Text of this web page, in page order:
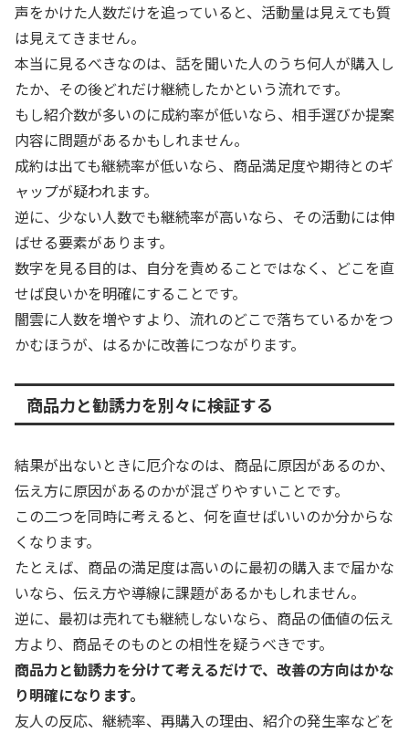
声をかけた人数だけを追っていると、活動量は見えても質
は見えてきません。
本当に見るべきなのは、話を聞いた人のうち何人が購入し
たか、その後どれだけ継続したかという流れです。
もし紹介数が多いのに成約率が低いなら、相手選びか提案
内容に問題があるかもしれません。
成約は出ても継続率が低いなら、商品満足度や期待とのギ
ャップが疑われます。
逆に、少ない人数でも継続率が高いなら、その活動には伸
ばせる要素があります。
数字を見る目的は、自分を責めることではなく、どこを直
せば良いかを明確にすることです。
闇雲に人数を増やすより、流れのどこで落ちているかをつ
かむほうが、はるかに改善につながります。
商品力と勧誘力を別々に検証する
結果が出ないときに厄介なのは、商品に原因があるのか、
伝え方に原因があるのかが混ざりやすいことです。
この二つを同時に考えると、何を直せばいいのか分からな
くなります。
たとえば、商品の満足度は高いのに最初の購入まで届かな
いなら、伝え方や導線に課題があるかもしれません。
逆に、最初は売れても継続しないなら、商品の価値の伝え
方より、商品そのものとの相性を疑うべきです。
商品力と勧誘力を分けて考えるだけで、改善の方向はかな
り明確になります。
友人の反応、継続率、再購入の理由、紹介の発生率などを